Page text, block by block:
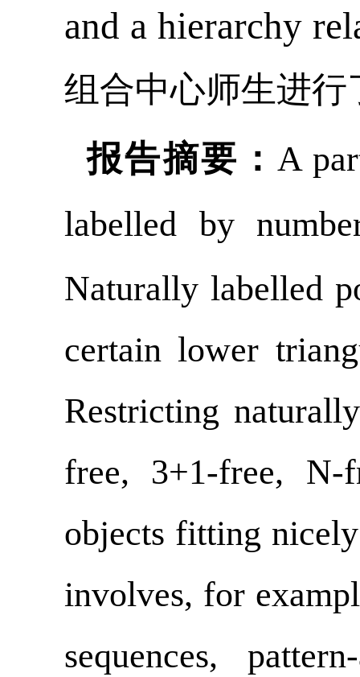
and a hierarchy
组合中心师生进
报告摘要： A
labelled by
Naturally labelled
certain lower
Restricting
free, 3+1-free, N-
objects fitting
involves, for
sequences,